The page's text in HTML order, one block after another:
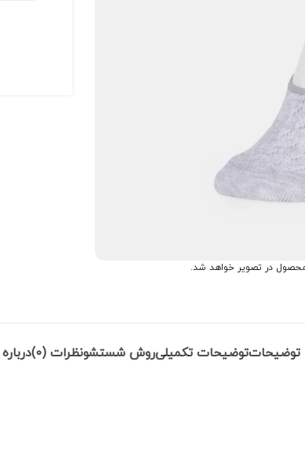
در تصویر خواهد شد.
توضیحاتتوضیحات تکمیلیروش شستشونظرات (0) درباره COLIN'S